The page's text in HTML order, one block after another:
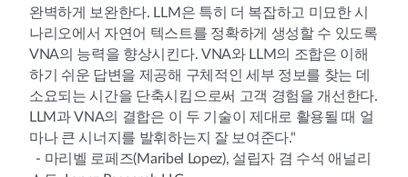
완벽하게 보완한다. LLM은 특히 더 복잡하고 미묘한 시
나리오에서 자연어 텍스트를 정확하게 생성할 수 있도록
VNA의 능력을 향상시킨다. VNA와 LLM의 조합은 이해
하기 쉬운 답변을 제공해 구체적인 세부 정보를 찾는 데
소요되는 시간을 단축시킴으로써 고객 경험을 개선한다.
LLM과 VNA의 결합은 이 두 기술이 제대로 활용될 때 얼
마나 큰 시너지를 발휘하는지 잘 보여준다."
- 마리벨 로페즈(Maribel Lopez), 설립자 겸 수석 애널리